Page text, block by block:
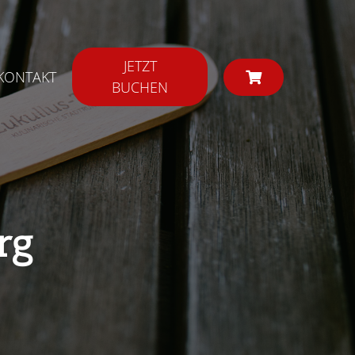
JETZT
BUCHEN